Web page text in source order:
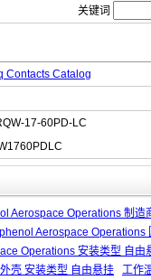
关键词
Contacts Catalog
17-60PD-LC
Aerospace Operations 制
Aerospace Operations
Operations 安装类型 自由
壳 安装类型 自由悬挂
工作